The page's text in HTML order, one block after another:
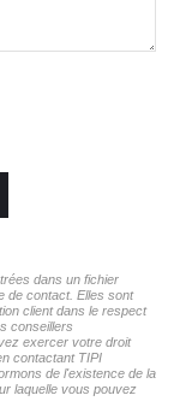
dans un fichier
de contact. Elles sont
client dans le respect
conseillers
exercer votre droit
contactant TIPI
de l'existence de la
laquelle vous pouvez